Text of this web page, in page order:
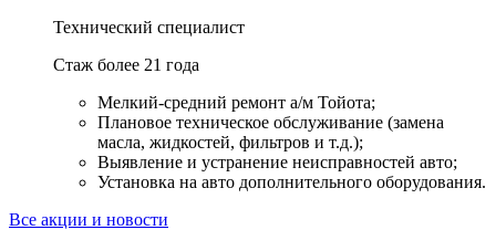
Технический специалист
Стаж более 21 года
Мелкий-средний ремонт а/м Тойота;
Плановое техническое обслуживание (замена
масла, жидкостей, фильтров и т.д.);
Выявление и устранение неисправностей авто;
Установка на авто дополнительного оборудования.
Все акции и новости